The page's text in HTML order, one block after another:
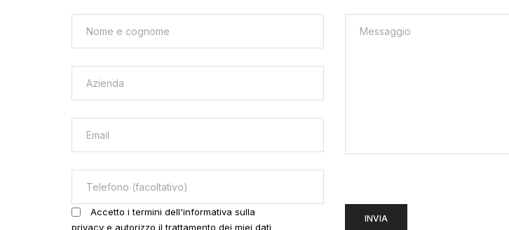
Accetto i termini dell'informativa sulla
privacy e autorizzo il trattamento dei miei dati